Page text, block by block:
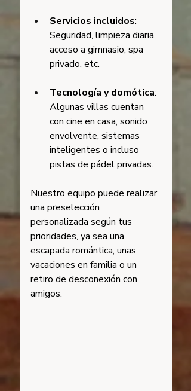
Servicios incluidos:
Seguridad, limpieza diaria,
acceso a gimnasio, spa
privado, etc.
Tecnología y domótica:
Algunas villas cuentan
con cine en casa, sonido
envolvente, sistemas
inteligentes o incluso
pistas de pádel privadas.
Nuestro equipo puede realizar
una preselección
personalizada según tus
prioridades, ya sea una
escapada romántica, unas
vacaciones en familia o un
retiro de desconexión con
amigos.